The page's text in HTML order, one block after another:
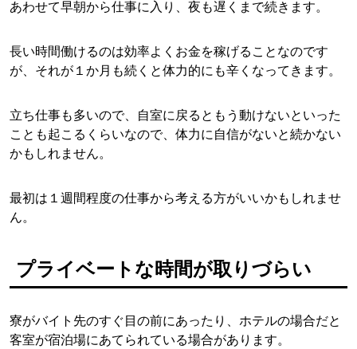
あわせて早朝から仕事に入り、夜も遅くまで続きます。
長い時間働けるのは効率よくお金を稼げることなのです
が、それが１か月も続くと体力的にも辛くなってきます。
立ち仕事も多いので、自室に戻るともう動けないといった
ことも起こるくらいなので、体力に自信がないと続かない
かもしれません。
最初は１週間程度の仕事から考える方がいいかもしれませ
ん。
プライベートな時間が取りづらい
寮がバイト先のすぐ目の前にあったり、ホテルの場合だと
客室が宿泊場にあてられている場合があります。